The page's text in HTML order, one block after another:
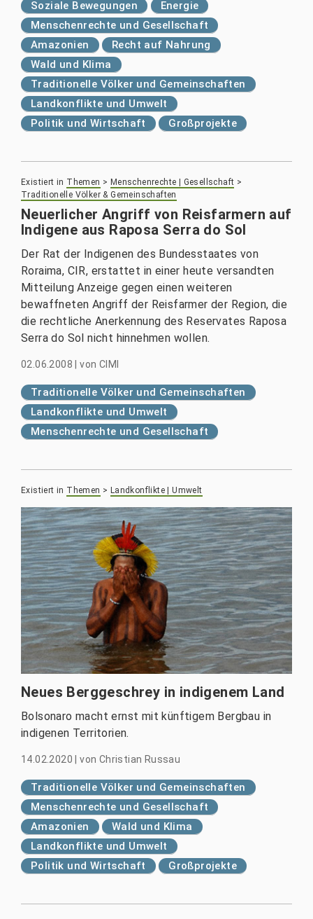
Soziale Bewegungen
Energie
Menschenrechte und Gesellschaft
Amazonien
Recht auf Nahrung
Wald und Klima
Traditionelle Völker und Gemeinschaften
Landkonflikte und Umwelt
Politik und Wirtschaft
Großprojekte
Existiert in Themen > Menschenrechte | Gesellschaft >
Traditionelle Völker & Gemeinschaften
Neuerlicher Angriff von Reisfarmern auf
Indigene aus Raposa Serra do Sol
Der Rat der Indigenen des Bundesstaates von
Roraima, CIR, erstattet in einer heute versandten
Mitteilung Anzeige gegen einen weiteren
bewaffneten Angriff der Reisfarmer der Region, die
die rechtliche Anerkennung des Reservates Raposa
Serra do Sol nicht hinnehmen wollen.
02.06.2008 |von CIMI
Traditionelle Völker und Gemeinschaften
Landkonflikte und Umwelt
Menschenrechte und Gesellschaft
Existiert in Themen > Landkonflikte | Umwelt
Neues Berggeschrey in indigenem Land
Bolsonaro macht ernst mit künftigem Bergbau in
indigenen Territorien.
14.02.2020 |von Christian Russau
Traditionelle Völker und Gemeinschaften
Menschenrechte und Gesellschaft
Amazonien
Wald und Klima
Landkonflikte und Umwelt
Politik und Wirtschaft
Großprojekte